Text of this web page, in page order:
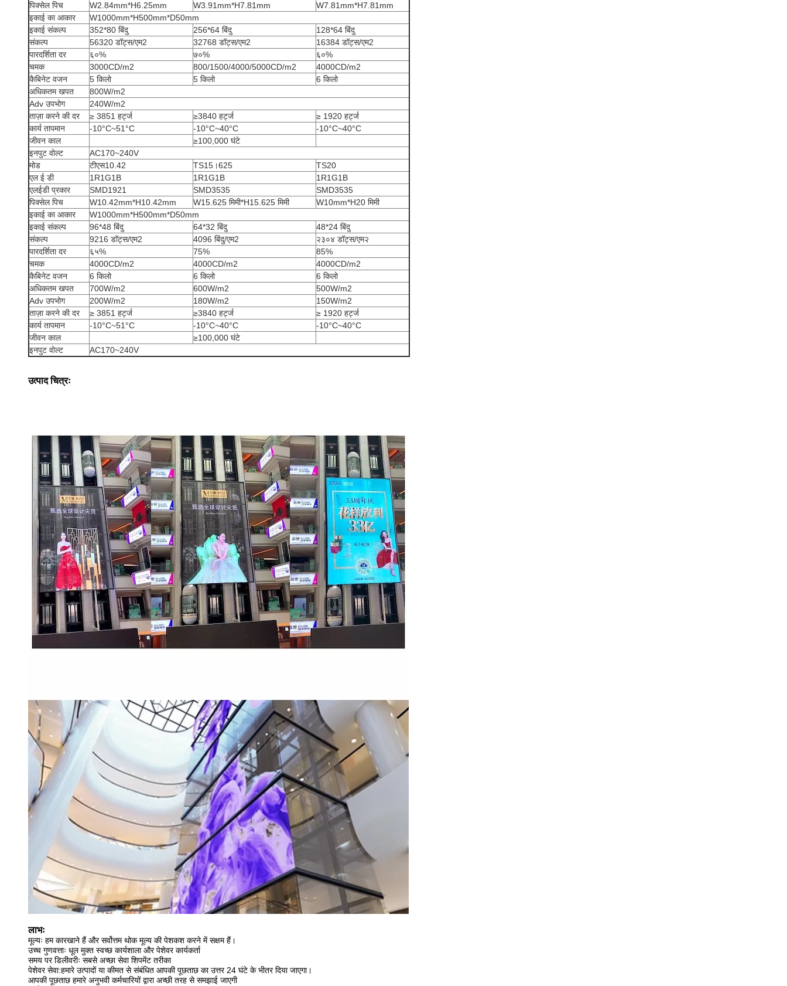
पिक्सेल पिच
W2.84mm*H6.25mm W3.91mm*H7.81mm
W7.81mm*H7.81mm
इकाई का आकार
W1000mm*H500mm*D50mm
इकाई संकल्प
352*80 बिंदु 256*64 बिंदु
128*64 बिंदु
संकल्प
56320 डॉट्स/एम2 32768 डॉट्स/एम2
16384 डॉट्स/एम2
पारदर्शिता दर
६०% ७०%
६०%
चमक
3000CD/m2 800/1500/4000/5000CD/m2
4000CD/m2
कैबिनेट वजन
5 किलो 5 किलो
6 किलो
अधिकतम खपत
800W/m2
Adv उपभोग
240W/m2
ताज़ा करने की दर
≥ 3851 हर्ट्ज ≥3840 हर्ट्ज
≥ 1920 हर्ट्ज
कार्य तापमान
-10°C~51°C -10°C~40°C
-10°C~40°C
जीवन काल
≥100,000 घंटे
इनपुट वोल्ट
AC170~240V
मोड
टीएस10.42 TS15।625
TS20
एल ई डी
1R1G1B 1R1G1B
1R1G1B
एलईडी प्रकार
SMD1921 SMD3535
SMD3535
पिक्सेल पिच
W10.42mm*H10.42mm W15.625 मिमी*H15.625 मिमी
W10mm*H20 मिमी
इकाई का आकार
W1000mm*H500mm*D50mm
इकाई संकल्प
96*48 बिंदु 64*32 बिंदु
48*24 बिंदु
संकल्प
9216 डॉट्स/एम2 4096 बिंदु/एम2
२३०४ डॉट्स/एम२
पारदर्शिता दर
६५% 75%
85%
चमक
4000CD/m2 4000CD/m2
4000CD/m2
कैबिनेट वजन
6 किलो 6 किलो
6 किलो
अधिकतम खपत
700W/m2 600W/m2
500W/m2
Adv उपभोग
200W/m2 180W/m2
150W/m2
ताज़ा करने की दर
≥ 3851 हर्ट्ज ≥3840 हर्ट्ज
≥ 1920 हर्ट्ज
कार्य तापमान
-10°C~51°C -10°C~40°C
-10°C~40°C
जीवन काल
≥100,000 घंटे
इनपुट वोल्ट
AC170~240V
उत्पाद चित्रः
लाभः
मूल्यः हम कारखाने हैं और सर्वोत्तम थोक मूल्य की पेशकश करने में सक्षम हैं।
उच्च गुणवत्ताः धूल मुक्त स्वच्छ कार्यशाला और पेशेवर कार्यकर्ता
समय पर डिलीवरीः सबसे अच्छा सेवा शिपमेंट तरीका
पेशेवर सेवा:हमारे उत्पादों या कीमत से संबंधित आपकी पूछताछ का उत्तर 24 घंटे के भीतर दिया जाएगा।
आपकी पूछताछ हमारे अनुभवी कर्मचारियों द्वारा अच्छी तरह से समझाई जाएगी